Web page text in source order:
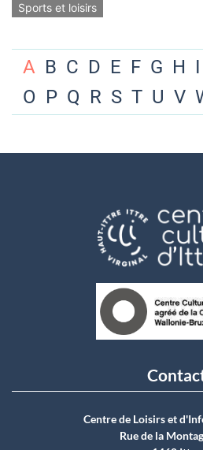
Sports et loisirs
A B C D E F G H I
O P Q R S T U V
Centre de Loisirs et
Rue de la